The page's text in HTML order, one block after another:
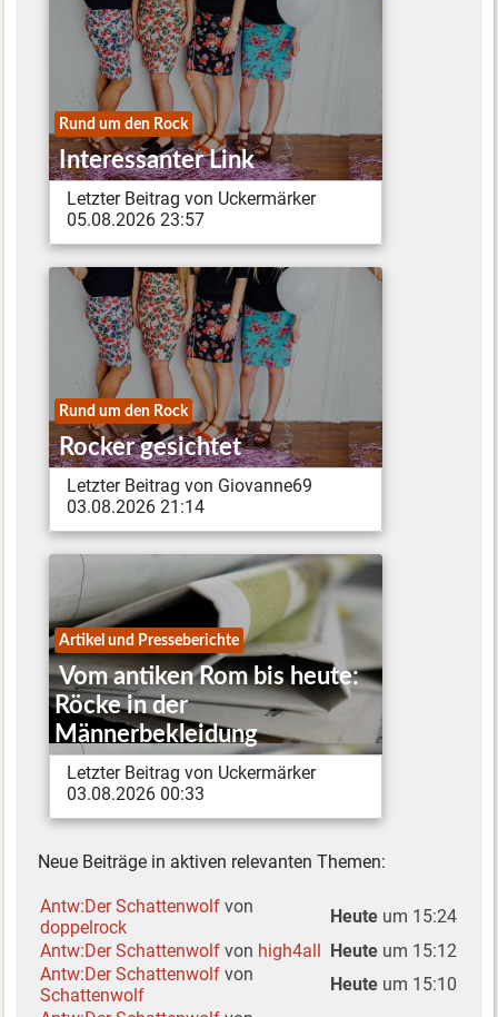
Rund um den Rock
Interessanter Link
Letzter Beitrag von Uckermärker
05.08.2026 23:57
Rund um den Rock
Rocker gesichtet
Letzter Beitrag von Giovanne69
03.08.2026 21:14
Artikel und Presseberichte
Vom antiken Rom bis heute:
Röcke in der
Männerbekleidung
Letzter Beitrag von Uckermärker
03.08.2026 00:33
Neue Beiträge in aktiven relevanten Themen:
Antw:Der Schattenwolf von
doppelrock
Heute um 15:24
Antw:Der Schattenwolf von high4all Heute um 15:12
Antw:Der Schattenwolf von
Schattenwolf
Heute um 15:10